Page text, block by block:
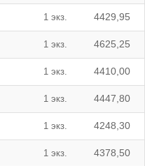
1 экз. 4429,95
1 экз. 4625,25
1 экз. 4410,00
1 экз. 4447,80
1 экз. 4248,30
1 экз. 4378,50